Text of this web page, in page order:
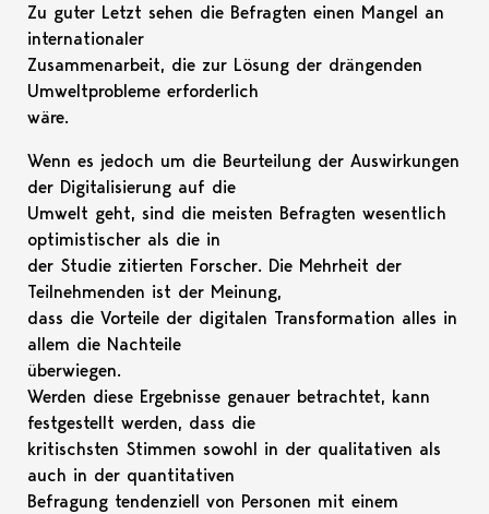
Zu guter Letzt sehen die Befragten einen Mangel an
internationaler
Zusammenarbeit, die zur Lösung der drängenden
Umweltprobleme erforderlich
wäre.
Wenn es jedoch um die Beurteilung der Auswirkungen
der Digitalisierung auf die
Umwelt geht, sind die meisten Befragten wesentlich
optimistischer als die in
der Studie zitierten Forscher. Die Mehrheit der
Teilnehmenden ist der Meinung,
dass die Vorteile der digitalen Transformation alles in
allem die Nachteile
überwiegen.
Werden diese Ergebnisse genauer betrachtet, kann
festgestellt werden, dass die
kritischsten Stimmen sowohl in der qualitativen als
auch in der quantitativen
Befragung tendenziell von Personen mit einem